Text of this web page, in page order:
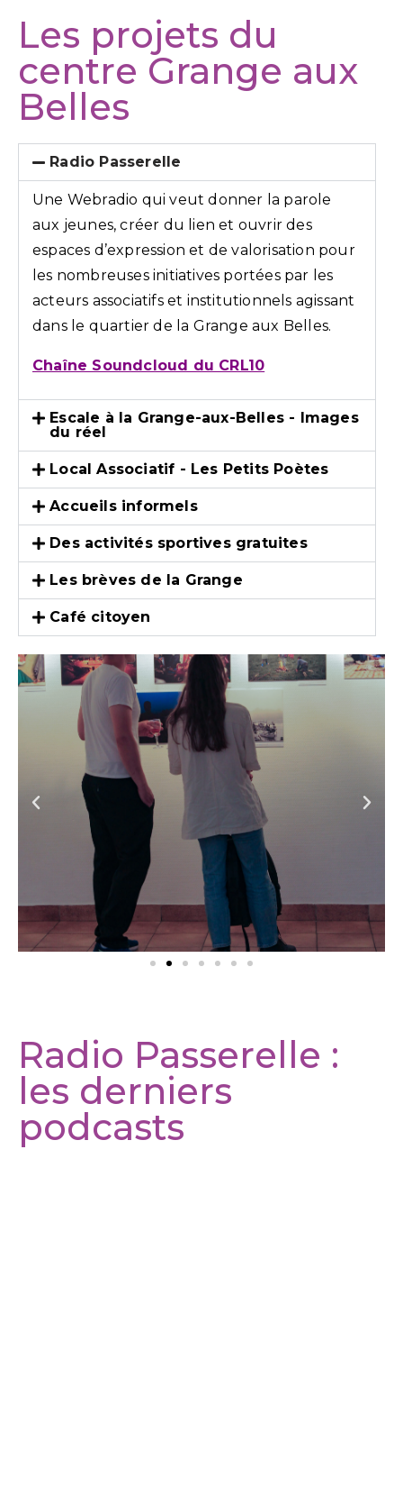
Les projets du
centre Grange aux
Belles
Radio Passerelle
Une Webradio qui veut donner la parole
aux jeunes, créer du lien et ouvrir des
espaces d’expression et de valorisation pour
les nombreuses initiatives portées par les
acteurs associatifs et institutionnels agissant
dans le quartier de la Grange aux Belles.
Chaîne Soundcloud du CRL10
Escale à la Grange-aux-Belles - Images
du réel
Local Associatif - Les Petits Poètes
Accueils informels
Des activités sportives gratuites
Les brèves de la Grange
Café citoyen
Radio Passerelle :
les derniers
podcasts